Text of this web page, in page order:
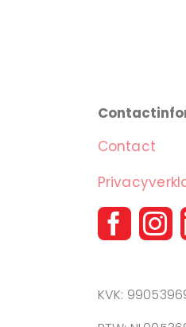
Contact
KVK: